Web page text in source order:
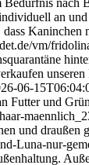
Bedürfnis
an
vm/
06-
Futter und
und draußen
Luna-nur-